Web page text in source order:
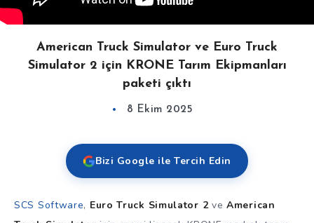
American Truck Simulator ve Euro Truck
Simulator 2 için KRONE Tarım Ekipmanları
paketi çıktı
8 Ekim 2025
Bizi Google ile Tercih Edin
SCS Software, Euro Truck Simulator 2veAmerican